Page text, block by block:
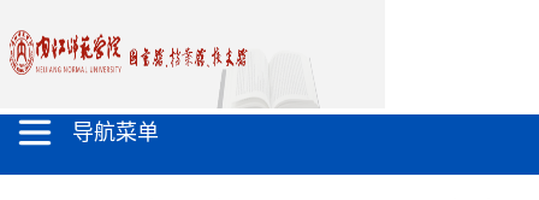
导航菜单